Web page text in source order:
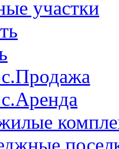
участки